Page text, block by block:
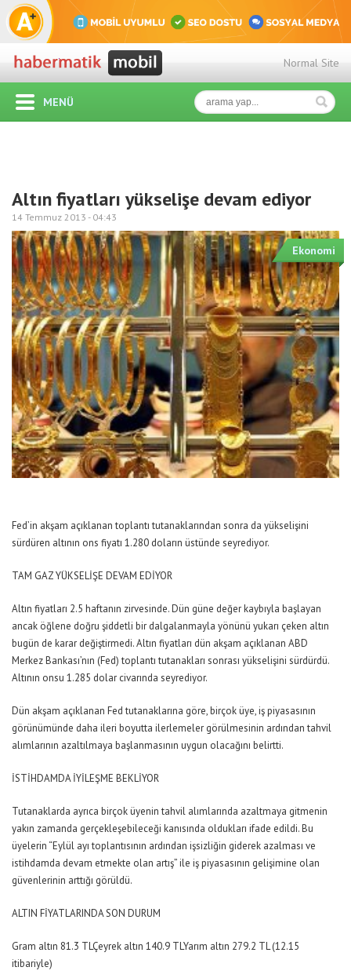
Normal Site
MENÜ
Altın fiyatları yükselişe devam ediyor
14 Temmuz 2013 - 04:43
Ekonomi
Fed’in akşam açıklanan toplantı tutanaklarından sonra da yükselişini
sürdüren altının ons fiyatı 1.280 doların üstünde seyrediyor.
TAM GAZ YÜKSELİŞE DEVAM EDİYOR
Altın fiyatları 2.5 haftanın zirvesinde. Dün güne değer kaybıyla başlayan
ancak öğlene doğru şiddetli bir dalgalanmayla yönünü yukarı çeken altın
bugün de karar değiştirmedi. Altın fiyatları dün akşam açıklanan ABD
Merkez Bankası’nın (Fed) toplantı tutanakları sonrası yükselişini sürdürdü.
Altının onsu 1.285 dolar civarında seyrediyor.
Dün akşam açıklanan Fed tutanaklarına göre, birçok üye, iş piyasasının
görünümünde daha ileri boyutta ilerlemeler görülmesinin ardından tahvil
alımlarının azaltılmaya başlanmasının uygun olacağını belirtti.
İSTİHDAMDA İYİLEŞME BEKLİYOR
Tutanaklarda ayrıca birçok üyenin tahvil alımlarında azaltmaya gitmenin
yakın zamanda gerçekleşebileceği kanısında oldukları ifade edildi. Bu
üyelerin “Eylül ayı toplantısının ardından işsizliğin giderek azalması ve
istihdamda devam etmekte olan artış” ile iş piyasasının gelişimine olan
güvenlerinin arttığı görüldü.
ALTIN FİYATLARINDA SON DURUM
Gram altın 81.3 TLÇeyrek altın 140.9 TLYarım altın 279.2 TL (12.15
itibariyle)